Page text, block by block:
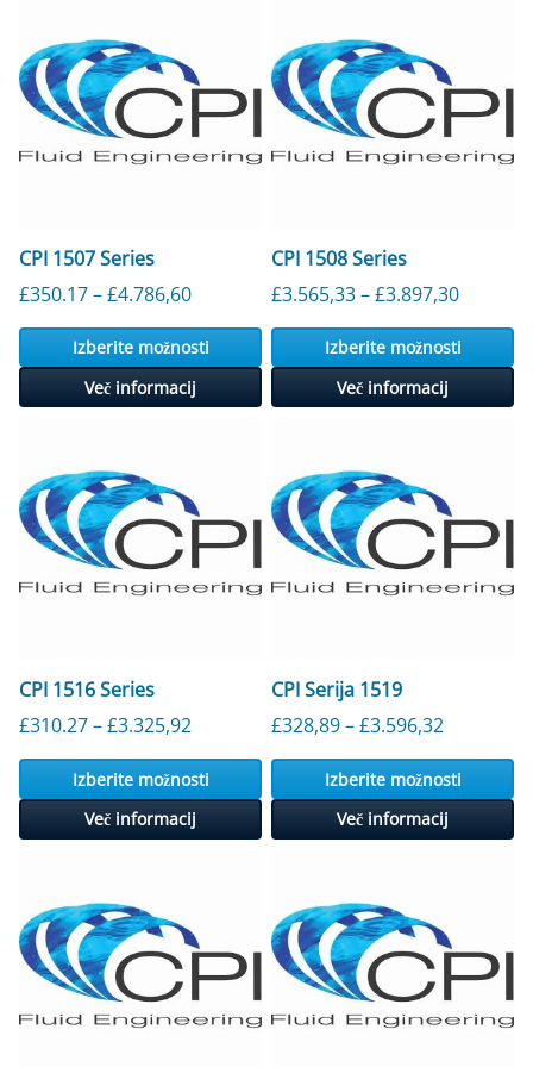
CPI 1507 Series
£350.17–£4.786,60Cenovni razpon: od 350,17 £ do
Izberite možnosti
Več informacij
CPI 1508 Series
£3.565,33–£3.897,30
Izberite možnosti
Več informacij
CPI 1516 Series
£310.27–£3.325,92 Cenovni razpon: od 310,27 £ do
Izberite možnosti
Več informacij
CPI Serija 1519
£328,89–£3.596,32
Izberite možnosti
Več informacij